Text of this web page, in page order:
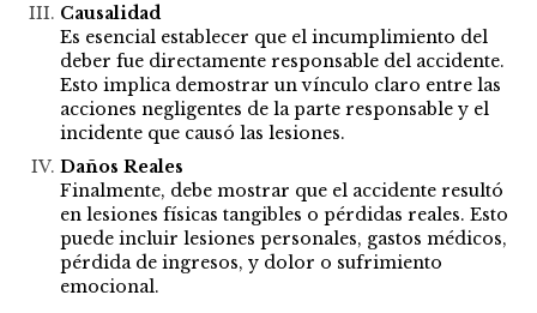
Causalidad
Es esencial establecer que el incumplimiento del
deber fue directamente responsable del accidente.
Esto implica demostrar un vínculo claro entre las
acciones negligentes de la parte responsable y el
incidente que causó las lesiones.
Daños Reales
Finalmente, debe mostrar que el accidente resultó
en lesiones físicas tangibles o pérdidas reales. Esto
puede incluir lesiones personales, gastos médicos,
pérdida de ingresos, y dolor o sufrimiento
emocional.